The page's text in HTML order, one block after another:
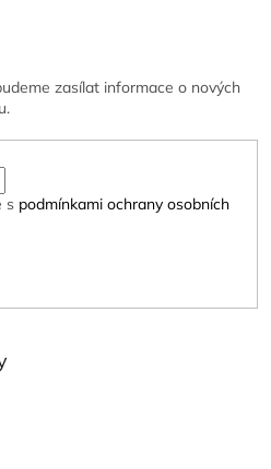
zasílat informace o nových
s podmínkami ochrany osobních